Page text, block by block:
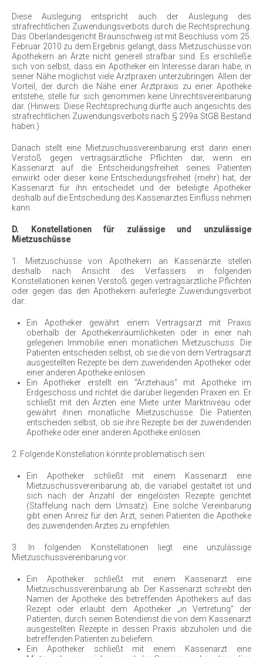
Diese Auslegung entspricht auch der Auslegung des
strafrechtlichen Zuwendungsverbots durch die Rechtsprechung.
Das Oberlandesgericht Braunschweig ist mit Beschluss vom 25.
Februar 2010 zu dem Ergebnis gelangt, dass Mietzuschüsse von
Apothekern an Ärzte nicht generell strafbar sind. Es erschließe
sich von selbst, dass ein Apotheker ein Interesse daran habe, in
seiner Nähe möglichst viele Arztpraxen unterzubringen. Allein der
Vorteil, der durch die Nähe einer Arztpraxis zu einer Apotheke
entstehe, stelle für sich genommen keine Unrechtsvereinbarung
dar. (Hinweis: Diese Rechtsprechung dürfte auch angesichts des
strafrechtlichen Zuwendungsverbots nach § 299a StGB Bestand
haben.)
Danach stellt eine Mietzuschussvereinbarung erst dann einen
Verstoß gegen vertragsärztliche Pflichten dar, wenn ein
Kassenarzt auf die Entscheidungsfreiheit seines Patienten
einwirkt oder dieser keine Entscheidungsfreiheit (mehr) hat, der
Kassenarzt für ihn entscheidet und der beteiligte Apotheker
deshalb auf die Entscheidung des Kassenarztes Einfluss nehmen
kann.
D. Konstellationen für zulässige und unzulässige
Mietzuschüsse
1. Mietzuschüsse von Apothekern an Kassenärzte stellen
deshalb nach Ansicht des Verfassers in folgenden
Konstellationen keinen Verstoß gegen vertragsärztliche Pflichten
oder gegen das den Apothekern auferlegte Zuwendungsverbot
dar:
Ein Apotheker gewährt einem Vertragsarzt mit Praxis
oberhalb der Apothekenräumlichkeiten oder in einer nah
gelegenen Immobilie einen monatlichen Mietzuschuss. Die
Patienten entscheiden selbst, ob sie die von dem Vertragsarzt
ausgestellten Rezepte bei dem zuwendenden Apotheker oder
einer anderen Apotheke einlösen.
Ein Apotheker erstellt ein "Ärztehaus“ mit Apotheke im
Erdgeschoss und richtet die darüber liegenden Praxen ein. Er
schließt mit den Ärzten eine Miete unter Marktniveau oder
gewährt ihnen monatliche Mietzuschüsse. Die Patienten
entscheiden selbst, ob sie ihre Rezepte bei der zuwendenden
Apotheke oder einer anderen Apotheke einlösen.
2. Folgende Konstellation könnte problematisch sein:
Ein Apotheker schließt mit einem Kassenarzt eine
Mietzuschussvereinbarung ab, die variabel gestaltet ist und
sich nach der Anzahl der eingelösten Rezepte gerichtet
(Staffelung nach dem Umsatz). Eine solche Vereinbarung
gibt einen Anreiz für den Arzt, seinen Patienten die Apotheke
des zuwendenden Arztes zu empfehlen.
3. In folgenden Konstellationen liegt eine unzulässige
Mietzuschussvereinbarung vor:
Ein Apotheker schließt mit einem Kassenarzt eine
Mietzuschussvereinbarung ab. Der Kassenarzt schreibt den
Namen der Apotheke des betreffenden Apothekers auf das
Rezept oder erlaubt dem Apotheker „in Vertretung“ der
Patienten, durch seinen Botendienst die von dem Kassenarzt
ausgestellten Rezepte in dessen Praxis abzuholen und die
betreffenden Patienten zu beliefern.
Ein Apotheker schließt mit einem Kassenarzt eine